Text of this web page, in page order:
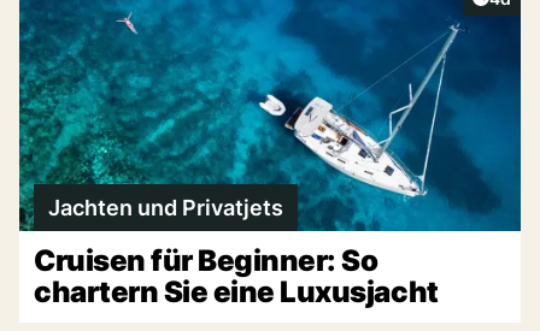
Jachten und Privatjets
Cruisen für Beginner: So
chartern Sie eine Luxusjacht